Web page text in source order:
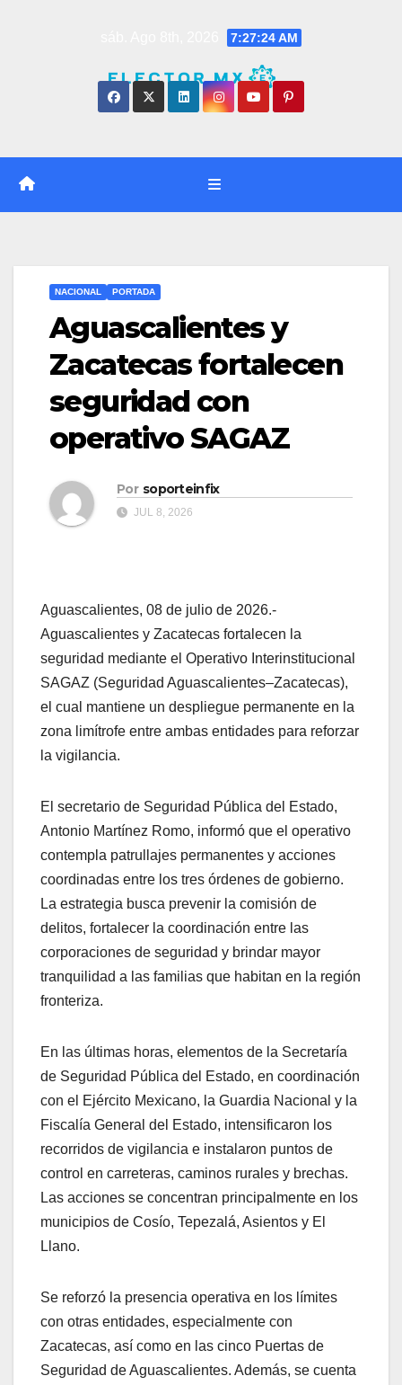
7:27:25 AM
NACIONAL PORTADA
Aguascalientes y
Zacatecas fortalecen
seguridad con
operativo SAGAZ
Por soporteinfix
JUL 8, 2026
Aguascalientes, 08 de julio de 2026.-
Aguascalientes y Zacatecas fortalecen la
seguridad mediante el Operativo Interinstitucional
SAGAZ (Seguridad Aguascalientes–Zacatecas),
el cual mantiene un despliegue permanente en la
zona limítrofe entre ambas entidades para reforzar
la vigilancia.
El secretario de Seguridad Pública del Estado,
Antonio Martínez Romo, informó que el operativo
contempla patrullajes permanentes y acciones
coordinadas entre los tres órdenes de gobierno.
La estrategia busca prevenir la comisión de
delitos, fortalecer la coordinación entre las
corporaciones de seguridad y brindar mayor
tranquilidad a las familias que habitan en la región
fronteriza.
En las últimas horas, elementos de la Secretaría
de Seguridad Pública del Estado, en coordinación
con el Ejército Mexicano, la Guardia Nacional y la
Fiscalía General del Estado, intensificaron los
recorridos de vigilancia e instalaron puntos de
control en carreteras, caminos rurales y brechas.
Las acciones se concentran principalmente en los
municipios de Cosío, Tepezalá, Asientos y El
Llano.
Se reforzó la presencia operativa en los límites
con otras entidades, especialmente con
Zacatecas, así como en las cinco Puertas de
Seguridad de Aguascalientes. Además, se cuenta